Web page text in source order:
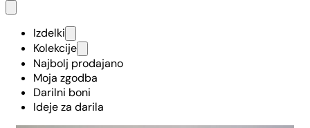
Izdelki
Kolekcije
Najbolj prodajano
Moja zgodba
Darilni boni
Ideje za darila